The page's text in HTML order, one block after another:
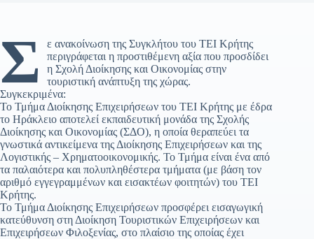
Σ
ε ανακοίνωση της Συγκλήτου του ΤΕΙ Κρήτης
περιγράφεται η προστιθέμενη αξία που προσδίδει
η Σχολή Διοίκησης και Οικονομίας στην
τουριστική ανάπτυξη της χώρας.
Συγκεκριμένα:
Το Τμήμα Διοίκησης Επιχειρήσεων του ΤΕΙ Κρήτης με έδρα
το Ηράκλειο αποτελεί εκπαιδευτική μονάδα της Σχολής
Διοίκησης και Οικονομίας (ΣΔΟ), η οποία θεραπεύει τα
γνωστικά αντικείμενα της Διοίκησης Επιχειρήσεων και της
Λογιστικής – Χρηματοοικονομικής. Το Τμήμα είναι ένα από
τα παλαιότερα και πολυπληθέστερα τμήματα (με βάση τον
αριθμό εγγεγραμμένων και εισακτέων φοιτητών) του ΤΕΙ
Κρήτης.
Το Τμήμα Διοίκησης Επιχειρήσεων προσφέρει εισαγωγική
κατεύθυνση στη Διοίκηση Τουριστικών Επιχειρήσεων και
Επιχειρήσεων Φιλοξενίας, στο πλαίσιο της οποίας έχει